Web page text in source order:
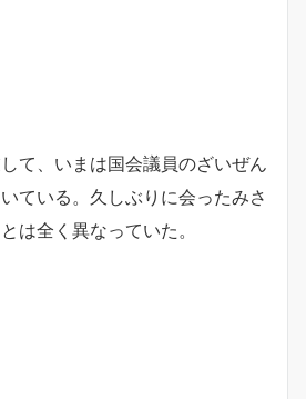
て、いまは国会議員のざいぜん
ている。久しぶりに会ったみさ
は全く異なっていた。